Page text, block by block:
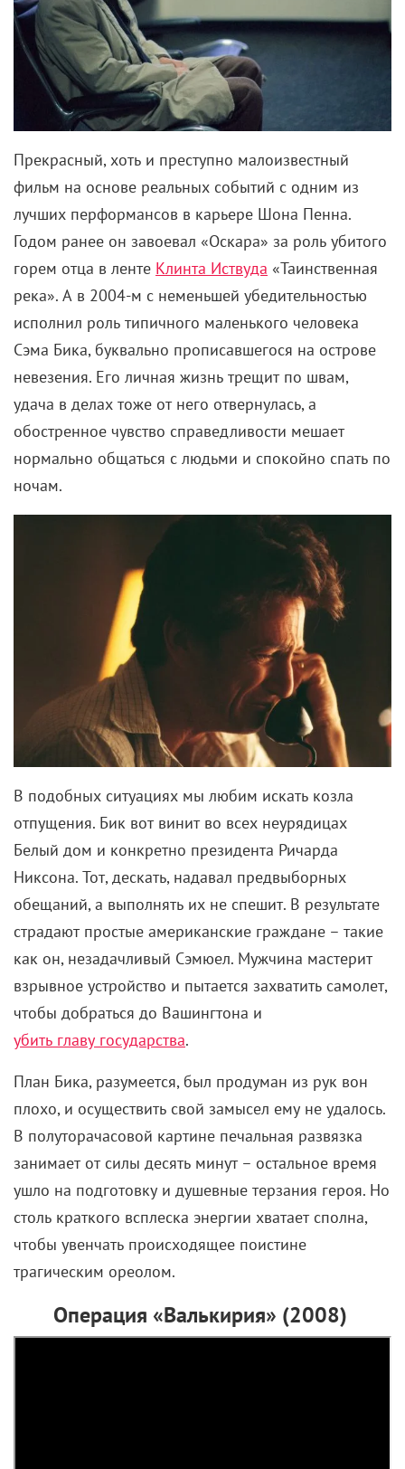
всячески скрывали от Гарри как письменное
приглашение, так и его реальное происхождение.
При этом магическое сообщество прекрасно знало,
где обитает бедный мальчик, и сложа руки ожидало
дня икс, чтобы заявить о себе.
В наше время сотрудники органов опеки еще до
11-летия вырвали бы маленького Поттера из лап
коварных Дурслей – стоило только раз заикнуться
о ситуации в соцсетях. Ну или достаточно
чрезвычайно озабоченных соседей, чтобы
сообщить, что мальчика-то у них два, а выходит на
улицу только один.
Конечно, это еще не все. В какой-то момент
травмированный Поттер бы вырос, подал в суд на
родственников, а затем написал бы автобиографию
о том, как ему удалось выжить и остаться
вменяемым в такой ужасной семье.
Плохие условия обучения
Хогвартс – предел мечтаний любого юного
волшебника, но особенно рад этому побегу
бедняга Гарри. Еще непонятно, что чудеснее – сам
Хогвартс или отсутствие в нем Дурслей. Однако не
все так просто: юных магов на каждом шагу
поджидают опасности. Вы видели, на какую высоту
поднимаютсяметлы на физкультуре? А эта Гремучая
ива – она же может в два счета сломать руку!
Лестницы перемещаются, картины разговаривают,
не вспоминаем тролля в женском туалете, Цербера